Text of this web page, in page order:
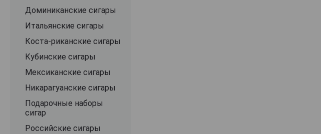
Доминиканские сигары
Итальянские сигары
Коста-риканские сигары
Кубинские сигары
Мексиканские сигары
Никарагуанские сигары
Подарочные наборы
сигар
Российские сигары